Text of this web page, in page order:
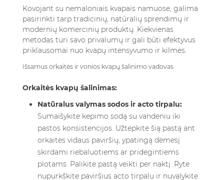
Kovojant su nemaloniais kvapais namuose, galima
pasirinkti tarp tradicinių, natūralių sprendimų ir
modernių komercinių produktų. Kiekvienas
metodas turi savo privalumų ir gali būti efektyvus
priklausomai nuo kvapų intensyvumo ir kilmės.
Išsamus orkaitės ir vonios kvapų šalinimo vadovas
Orkaitės kvapų šalinimas:
Natūralus valymas sodos ir acto tirpalu:
Sumaišykite kepimo sodą su vandeniu iki
pastos konsistencijos. Užtepkite šią pastą ant
orkaitės vidaus paviršių, ypatingą dėmesį
skirdami riebaluotiems ar pridegintiems
plotams. Palikite pastą veikti per naktį. Ryte
nupurkškite paviršius acto tirpalu ir nuvalykite